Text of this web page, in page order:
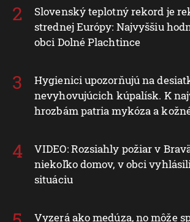
Slovenský teplotný rekord je
strednej Európy: Najvyššiu
obci Dolné Plachtince
Hygienici upozorňujú na
nevyhovujúcich kúpalísk. K
hrozbám patria mykóza a
VIDEO: Rozsiahly požiar v
niekoľko domov, v obci
situáciu
Vyzerá ako medúza, no môže